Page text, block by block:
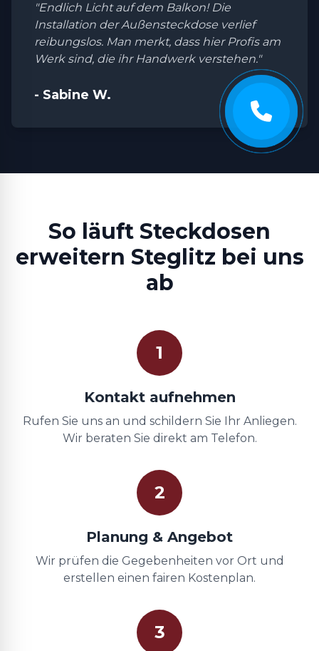
"Endlich Licht auf dem Balkon! Die
Installation der Außensteckdose verlief
reibungslos. Man merkt, dass hier Profis am
Werk sind, die ihr Handwerk verstehen."
- Sabine W.
So läuft Steckdosen
erweitern Steglitz bei uns
ab
1
Kontakt aufnehmen
Rufen Sie uns an und schildern Sie Ihr Anliegen.
Wir beraten Sie direkt am Telefon.
2
Planung & Angebot
Wir prüfen die Gegebenheiten vor Ort und
erstellen einen fairen Kostenplan.
3